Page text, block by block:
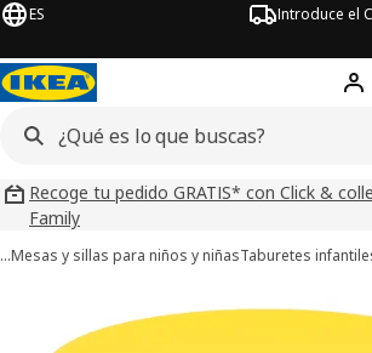
ES Introduce el
Hej!
Recoge tu pedido GRATIS* con Click &
Family
…Mesas y sillas para niños y niñasTaburetes
de 6 MAMMUT